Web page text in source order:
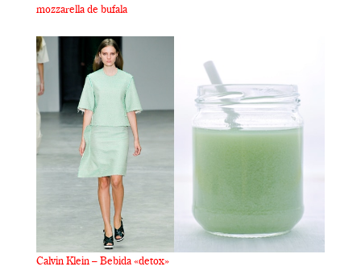
mozzarella de bufala
Calvin Klein – Bebida «detox»